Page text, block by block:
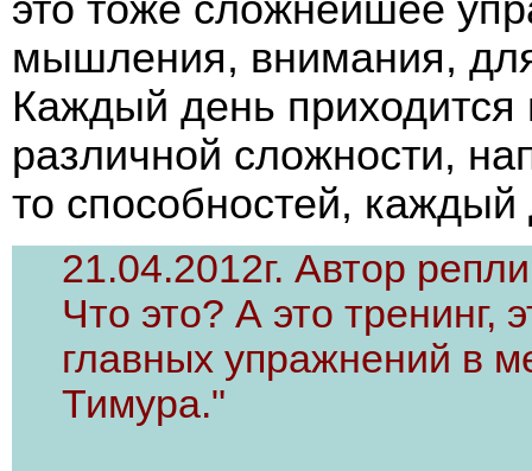
мышления, внимания,
Каждый день
различной сложности,
то способностей,
21.04.2012г. Автор
Что это? А это тренинг,
главных упражнений в
Тимура."